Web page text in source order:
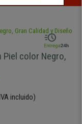
Piel color Negro,
incluido)